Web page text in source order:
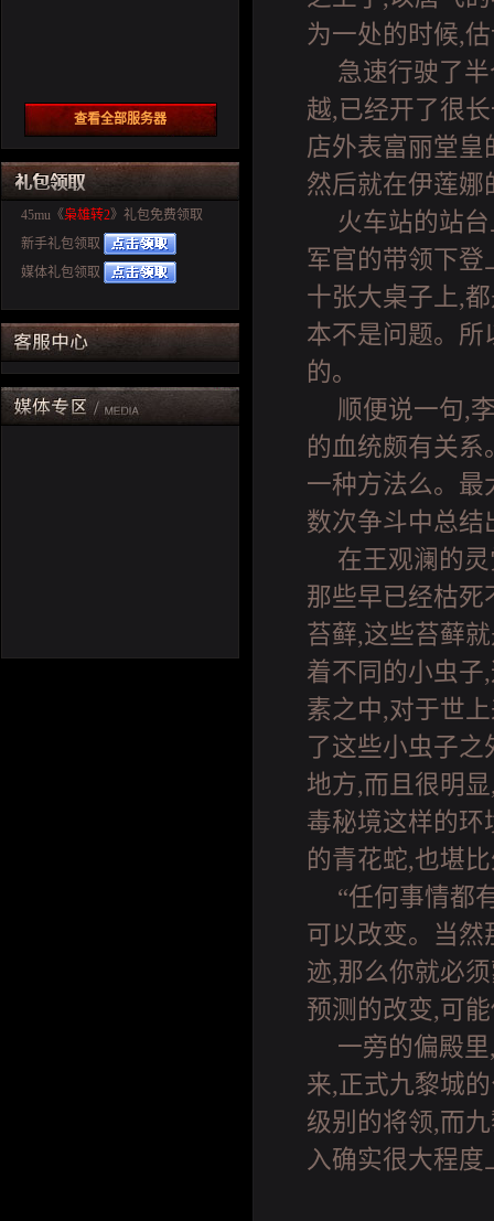
查看全部服务器
45mu《枭雄转2》礼包免费领取
新手礼包领取
媒体礼包领取
为一处的时候,
急速行驶了
越,已经开了很
店外表富丽堂皇
然后就在伊莲娜
火车站的站
军官的带领下登
十张大桌子上,
本不是问题。所
的。
顺便说一句,
的血统颇有关
一种方法么。最
数次争斗中总结
在王观澜的
那些早已经枯死
苔藓,这些苔藓
着不同的小虫子
素之中,对于世
了这些小虫子
地方,而且很明
毒秘境这样的环
的青花蛇,也堪
“任何事情都
可以改变。当然
迹,那么你就必
预测的改变,可
一旁的偏殿
来,正式九黎城
级别的将领,而
入确实很大程